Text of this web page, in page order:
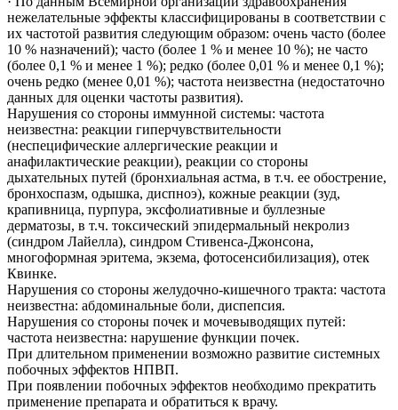
нежелательные эффекты классифицированы в соответствии с
их частотой развития следующим образом: очень часто (более
10 % назначений); часто (более 1 % и менее 10 %); не часто
(более 0,1 % и менее 1 %); редко (более 0,01 % и менее 0,1 %);
очень редко (менее 0,01 %); частота неизвестна (недостаточно
данных для оценки частоты развития).
Нарушения со стороны иммунной системы: частота
неизвестна: реакции гиперчувствительности
(неспецифические аллергические реакции и
анафилактические реакции), реакции со стороны
дыхательных путей (бронхиальная астма, в т.ч. ее обострение,
бронхоспазм, одышка, диспноэ), кожные реакции (зуд,
крапивница, пурпура, эксфолиативные и буллезные
дерматозы, в т.ч. токсический эпидермальный некролиз
(синдром Лайелла), синдром Стивенса-Джонсона,
многоформная эритема, экзема, фотосенсибилизация), отек
Квинке.
Нарушения со стороны желудочно-кишечного тракта: частота
неизвестна: абдоминальные боли, диспепсия.
Нарушения со стороны почек и мочевыводящих путей:
частота неизвестна: нарушение функции почек.
При длительном применении возможно развитие системных
побочных эффектов НПВП.
При появлении побочных эффектов необходимо прекратить
применение препарата и обратиться к врачу.